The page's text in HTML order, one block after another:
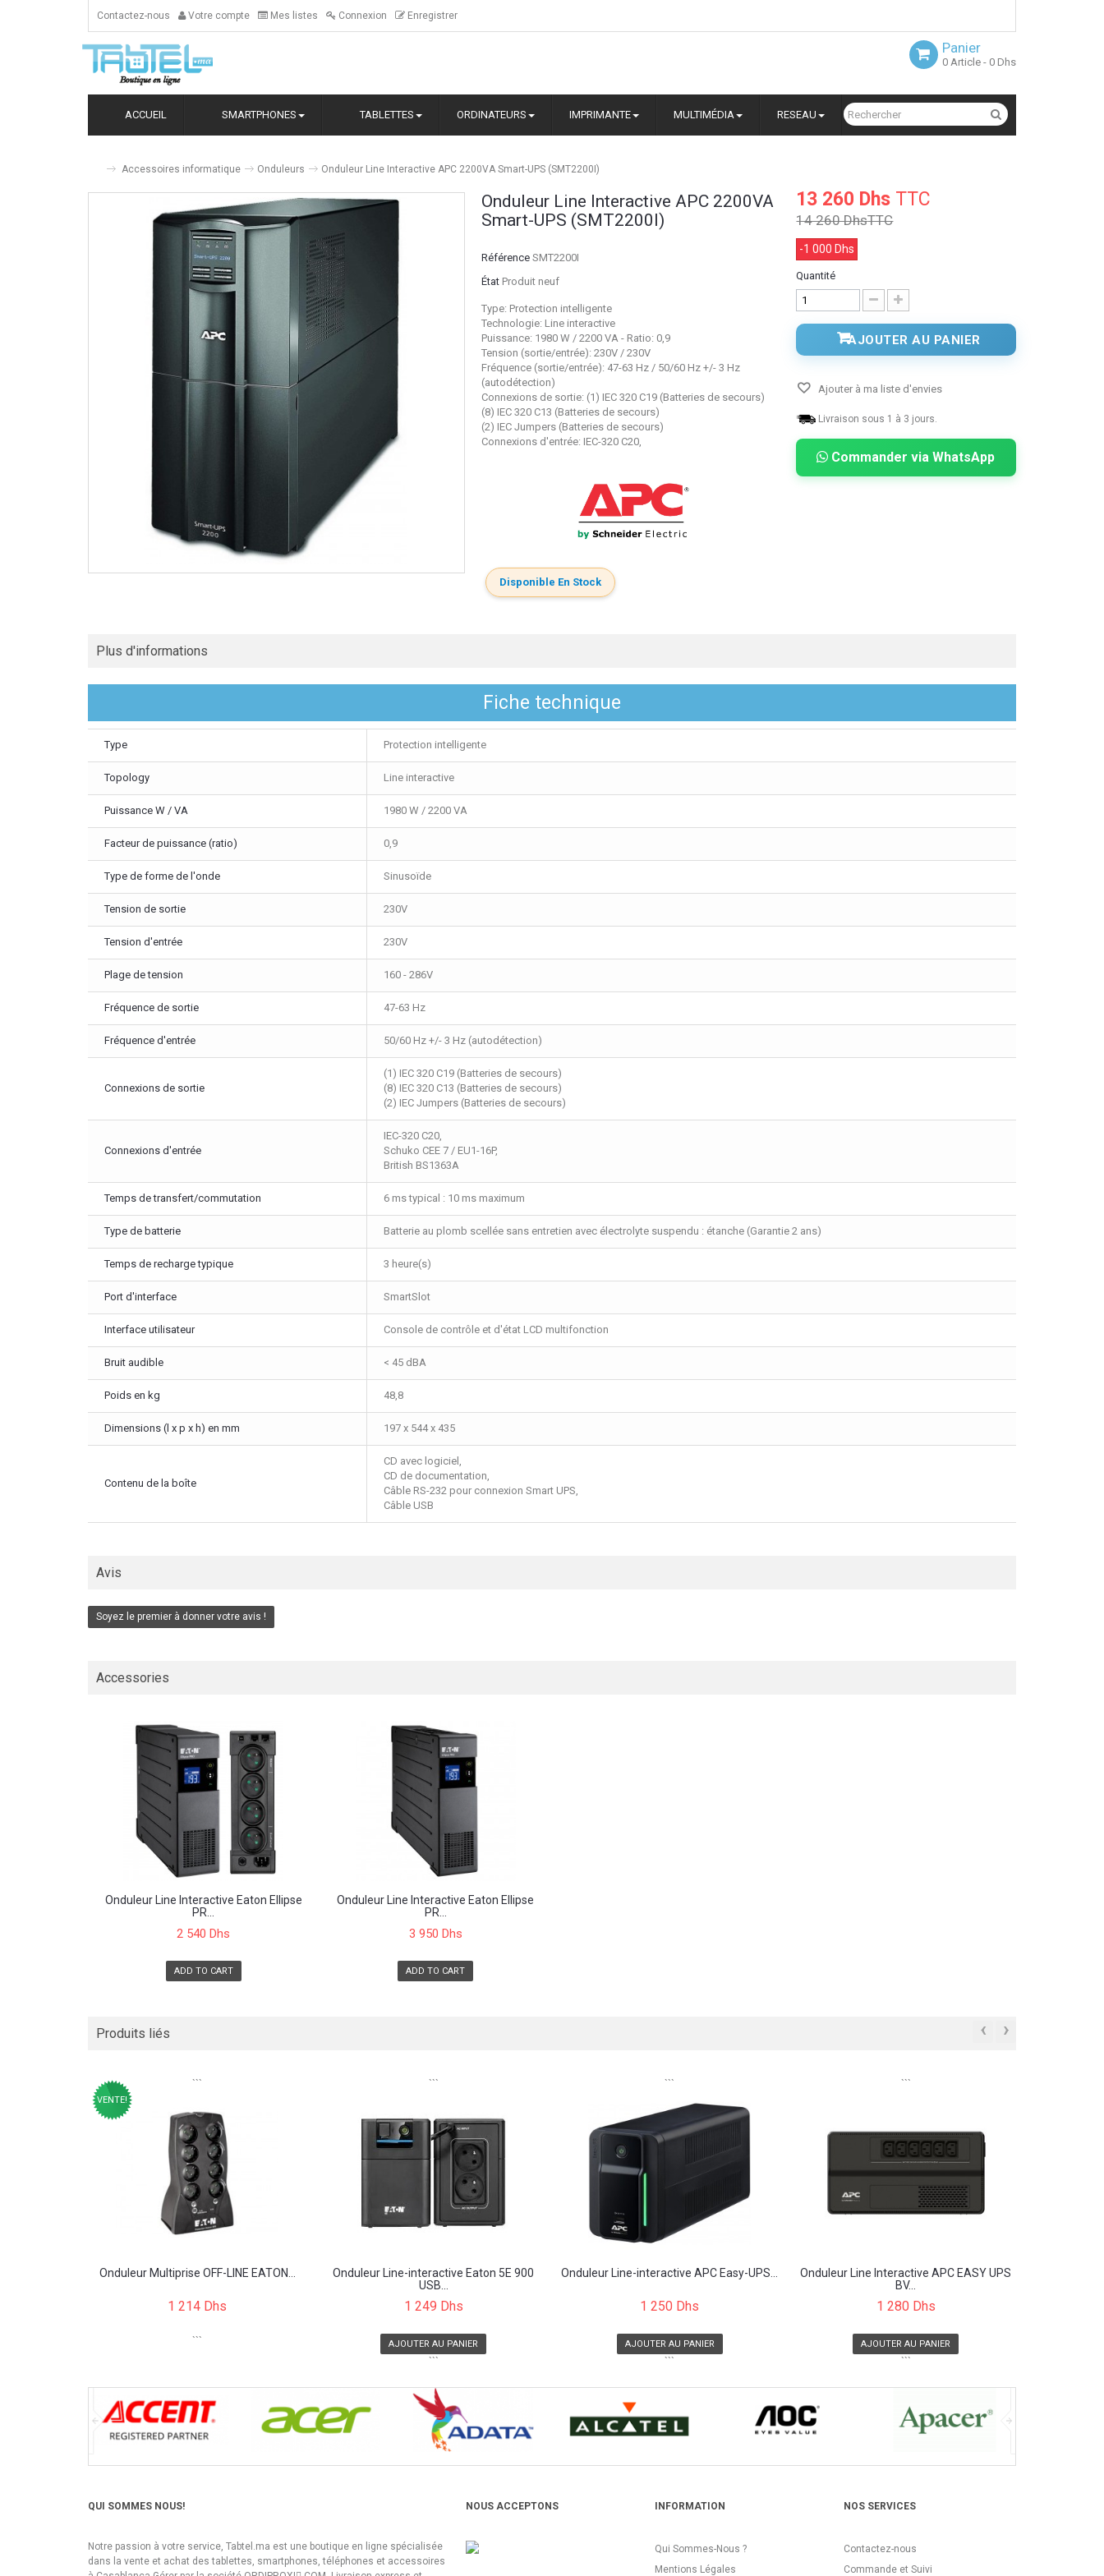
Contactez-nous Votre compte Mes listes Connexion Enregistrer
Panier
0 Article - 0 Dhs
ACCUEIL SMARTPHONES TABLETTES ORDINATEURS IMPRIMANTE MULTIMÉDIA RESEAU
Accessoires informatique Onduleurs Onduleur Line Interactive APC 2200VA Smart-UPS (SMT2200I)
Onduleur Line Interactive APC 2200VA
Smart-UPS (SMT2200I)
Référence SMT2200I
État Produit neuf
Type: Protection intelligente
Technologie: Line interactive
Puissance: 1980 W / 2200 VA - Ratio: 0,9
Tension (sortie/entrée): 230V / 230V
Fréquence (sortie/entrée): 47-63 Hz / 50/60 Hz +/- 3 Hz
(autodétection)
Connexions de sortie: (1) IEC 320 C19 (Batteries de secours)
(8) IEC 320 C13 (Batteries de secours)
(2) IEC Jumpers (Batteries de secours)
Connexions d'entrée: IEC-320 C20,
Disponible En Stock
13 260 Dhs TTC
14 260 DhsTTC
-1 000 Dhs
Quantité
AJOUTER AU PANIER
Ajouter à ma liste d'envies
Livraison sous 1 à 3 jours.
Commander via WhatsApp
Plus d'informations
Fiche technique
Type Protection intelligente
Topology Line interactive
Puissance W / VA 1980 W / 2200 VA
Facteur de puissance (ratio) 0,9
Type de forme de l'onde Sinusoïde
Tension de sortie 230V
Tension d'entrée 230V
Plage de tension 160 - 286V
Fréquence de sortie 47-63 Hz
Fréquence d'entrée 50/60 Hz +/- 3 Hz (autodétection)
Connexions de sortie
(1) IEC 320 C19 (Batteries de secours)
(8) IEC 320 C13 (Batteries de secours)
(2) IEC Jumpers (Batteries de secours)
Connexions d'entrée
IEC-320 C20,
Schuko CEE 7 / EU1-16P,
British BS1363A
Temps de transfert/commutation 6 ms typical : 10 ms maximum
Type de batterie Batterie au plomb scellée sans entretien avec électrolyte suspendu : étanche (Garantie 2 ans)
Temps de recharge typique 3 heure(s)
Port d'interface SmartSlot
Interface utilisateur Console de contrôle et d'état LCD multifonction
Bruit audible < 45 dBA
Poids en kg 48,8
Dimensions (l x p x h) en mm 197 x 544 x 435
Contenu de la boîte
CD avec logiciel,
CD de documentation,
Câble RS-232 pour connexion Smart UPS,
Câble USB
Avis
Soyez le premier à donner votre avis !
Accessories
Onduleur Line Interactive Eaton Ellipse
PR...
2 540 Dhs
ADD TO CART
Onduleur Line Interactive Eaton Ellipse
PR...
3 950 Dhs
ADD TO CART
Produits liés ‹ ›
```
VENTE!
Onduleur Multiprise OFF-LINE EATON...
1 214 Dhs
```
```
Onduleur Line-interactive Eaton 5E 900
USB...
1 249 Dhs
AJOUTER AU PANIER
```
```
Onduleur Line-interactive APC Easy-UPS...
1 250 Dhs
AJOUTER AU PANIER
```
```
Onduleur Line Interactive APC EASY UPS
BV...
1 280 Dhs
AJOUTER AU PANIER
```
QUI SOMMES NOUS!
Notre passion à votre service, Tabtel.ma est une boutique en ligne spécialisée
dans la vente et achat des tablettes, smartphones, téléphones et accessoires
NOUS ACCEPTONS INFORMATION
Qui Sommes-Nous ?
Mentions Légales
NOS SERVICES
Contactez-nous
Commande et Suivi